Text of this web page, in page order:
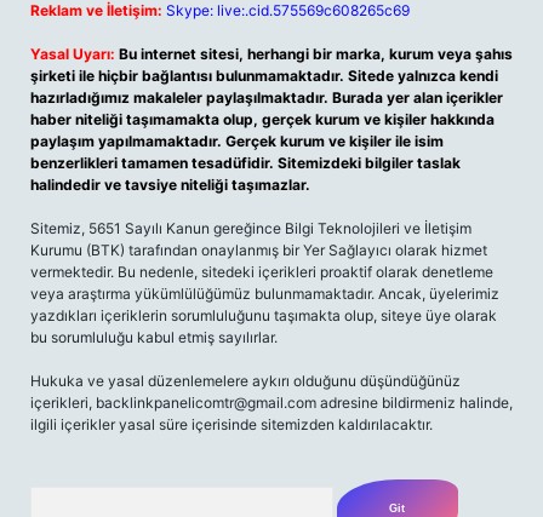
Reklam ve İletişim: Skype: live:.cid.575569c608265c69
Yasal Uyarı: Bu internet sitesi, herhangi bir marka, kurum veya şahıs
şirketi ile hiçbir bağlantısı bulunmamaktadır. Sitede yalnızca kendi
hazırladığımız makaleler paylaşılmaktadır. Burada yer alan içerikler
haber niteliği taşımamakta olup, gerçek kurum ve kişiler hakkında
paylaşım yapılmamaktadır. Gerçek kurum ve kişiler ile isim
benzerlikleri tamamen tesadüfidir. Sitemizdeki bilgiler taslak
halindedir ve tavsiye niteliği taşımazlar.
Sitemiz, 5651 Sayılı Kanun gereğince Bilgi Teknolojileri ve İletişim
Kurumu (BTK) tarafından onaylanmış bir Yer Sağlayıcı olarak hizmet
vermektedir. Bu nedenle, sitedeki içerikleri proaktif olarak denetleme
veya araştırma yükümlülüğümüz bulunmamaktadır. Ancak, üyelerimiz
yazdıkları içeriklerin sorumluluğunu taşımakta olup, siteye üye olarak
bu sorumluluğu kabul etmiş sayılırlar.
Hukuka ve yasal düzenlemelere aykırı olduğunu düşündüğünüz
içerikleri, backlinkpanelicomtr@gmail.com adresine bildirmeniz halinde,
ilgili içerikler yasal süre içerisinde sitemizden kaldırılacaktır.